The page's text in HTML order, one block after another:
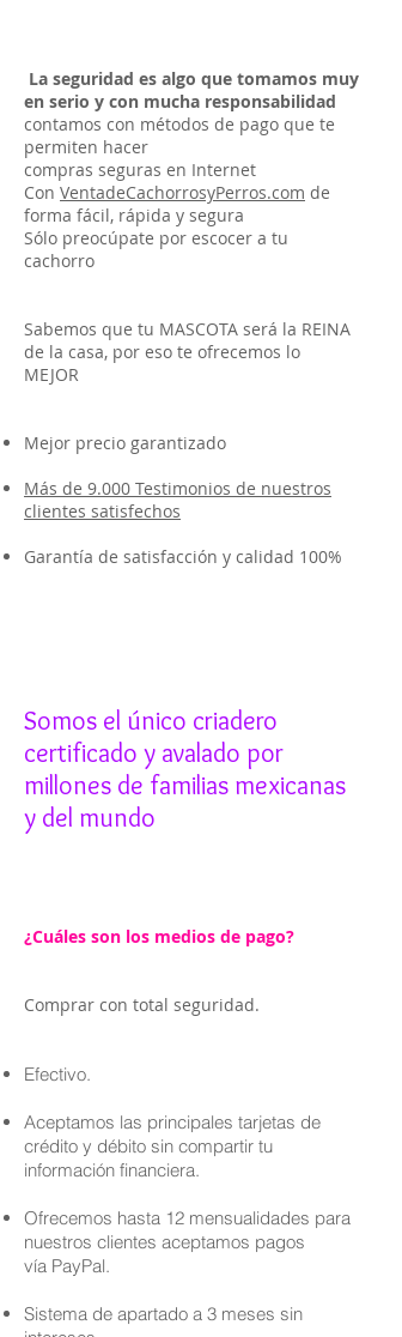
La seguridad es algo que tomamos muy
en serio y con mucha responsabilidad
contamos con métodos de pago que te
permiten hacer
compras seguras en Internet
Con VentadeCachorrosyPerros.com de
forma fácil, rápida y segura
Sólo preocúpate por escocer a tu
cachorro
Sabemos que tu MASCOTA será la REINA
de la casa, por eso te ofrecemos lo
MEJOR
Mejor precio garantizado
Más de 9.000 Testimonios de nuestros
clientes satisfechos
Garantía de satisfacción y calidad 100%
Somos el único criadero
certificado y avalado por
millones de familias mexicanas
y del mundo
¿Cuáles son los medios de pago?
Comprar con total seguridad.
Efectivo.
Aceptamos las principales tarjetas de
crédito y débito sin compartir tu
información financiera.
Ofrecemos hasta 12 mensualidades para
nuestros clientes aceptamos pagos
vía PayPal.
Sistema de apartado a 3 meses sin